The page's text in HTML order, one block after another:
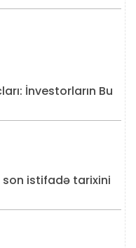
İnvestorların Bu
son istifadə tarixini